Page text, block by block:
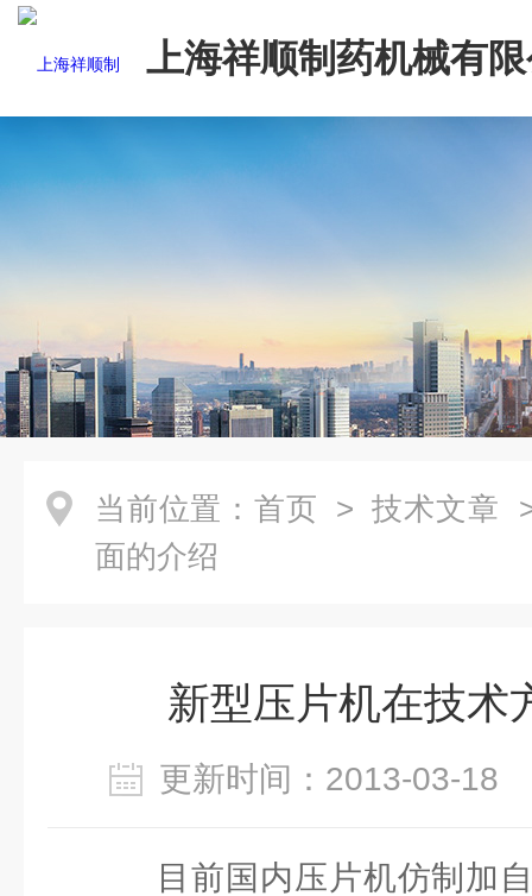
上海祥顺制药机械有
当前位置： 首页 > 技术文章
面的介绍
新型压片机在技术
更新时间：2013-03-
目前国内压片机仿制加